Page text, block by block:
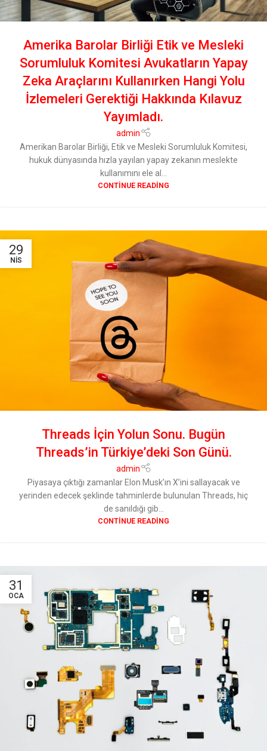
Amerika Barolar Birliği Etik ve Mesleki
Sorumluluk Komitesi Avukatların Yapay
Zeka Araçlarını Kullanırken Hangi Yolu
İzlemeleri Gerektiği Hakkında Kılavuz
Yayımladı.
admin
Amerikan Barolar Birliği, Etik ve Mesleki Sorumluluk Komitesi,
hukuk dünyasında hızla yayılan yapay zekanın meslekte
kullanımını ele al...
CONTINUE READING
29
NIS
Threads İçin Yolun Sonu. Bugün
Threads’in Türkiye’deki Son Günü.
admin
Piyasaya çıktığı zamanlar Elon Musk’ın X’ini sallayacak ve
yerinden edecek şeklinde tahminlerde bulunulan Threads, hiç
de sanıldığı gib...
CONTINUE READING
31
OCA